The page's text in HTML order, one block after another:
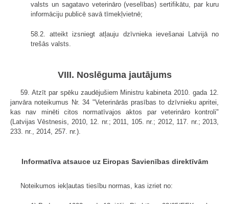
valsts un sagatavo veterināro (veselības) sertifikātu, par kuru
informāciju publicē savā tīmekļvietnē;
58.2. atteikt izsniegt atļauju dzīvnieka ievešanai Latvijā no
trešās valsts.
VIII. Noslēguma jautājums
59. Atzīt par spēku zaudējušiem Ministru kabineta 2010. gada 12.
janvāra noteikumus Nr. 34 "Veterinārās prasības to dzīvnieku apritei,
kas nav minēti citos normatīvajos aktos par veterināro kontroli"
(Latvijas Vēstnesis, 2010, 12. nr.; 2011, 105. nr.; 2012, 117. nr.; 2013,
233. nr., 2014, 257. nr.).
Informatīva atsauce uz Eiropas Savienības direktīvām
Noteikumos iekļautas tiesību normas, kas izriet no: